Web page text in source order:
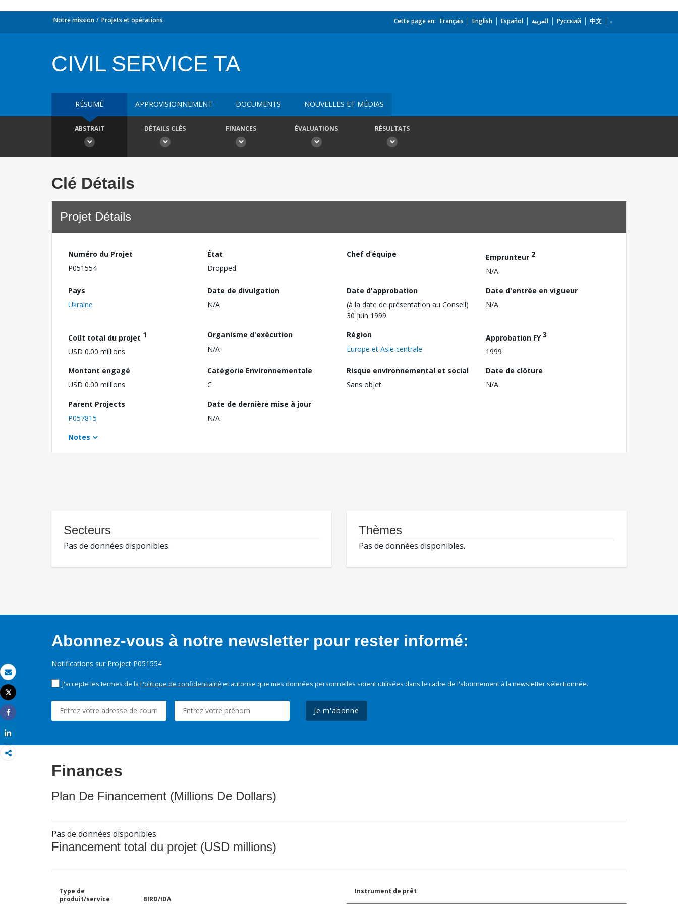
Email
Imprimer
Tweet
Share
Notre mission Projets et opérations Cette page en: Français English Español العربية Русский 中文
CIVIL SERVICE TA
RÉSUMÉ APPROVISIONNEMENT DOCUMENTS NOUVELLES ET MÉDIAS
ABSTRAIT DÉTAILS CLÉS FINANCES ÉVALUATIONS RÉSULTATS
Clé Détails
Projet Détails
Numéro du Projet
P051554
État
Dropped
Chef d’équipe Emprunteur 2
N/A
Pays
Ukraine
Date de divulgation
N/A
Date d'approbation
(à la date de présentation au Conseil)
30 juin 1999
Date d'entrée en vigueur
N/A
Coût total du projet 1
USD 0.00 millions
Organisme d'exécution
N/A
Région
Europe et Asie centrale
Approbation FY3
1999
Montant engagé
USD 0.00 millions
Catégorie Environnementale
C
Risque environnemental et social
Sans objet
Date de clôture
N/A
Parent Projects
P057815
Date de dernière mise à jour
N/A
Notes
Secteurs
Pas de données disponibles.
Thèmes
Pas de données disponibles.
Abonnez-vous à notre newsletter pour rester informé:
Notifications sur Project P051554
J'accepte les termes de la Politique de confidentialité et autorise que mes données personnelles soient utilisées dans le cadre de l'abonnement à la newsletter sélectionnée.
Je m'abonne
Finances
Plan De Financement (Millions De Dollars)
Pas de données disponibles.
Financement total du projet (USD millions)
Type de
produit/service
BIRD/IDA
Instrument de prêt